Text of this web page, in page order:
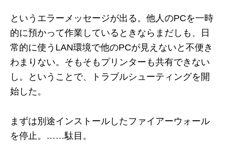
というエラーメッセージが出る。他人のPCを一時
的に預かって作業しているときならまだしも、日
常的に使うLAN環境で他のPCが見えないと不便き
わまりない。そもそもプリンターも共有できない
し。ということで、トラブルシューティングを開
始した。
まずは別途インストールしたファイアーウォール
を停止。……駄目。